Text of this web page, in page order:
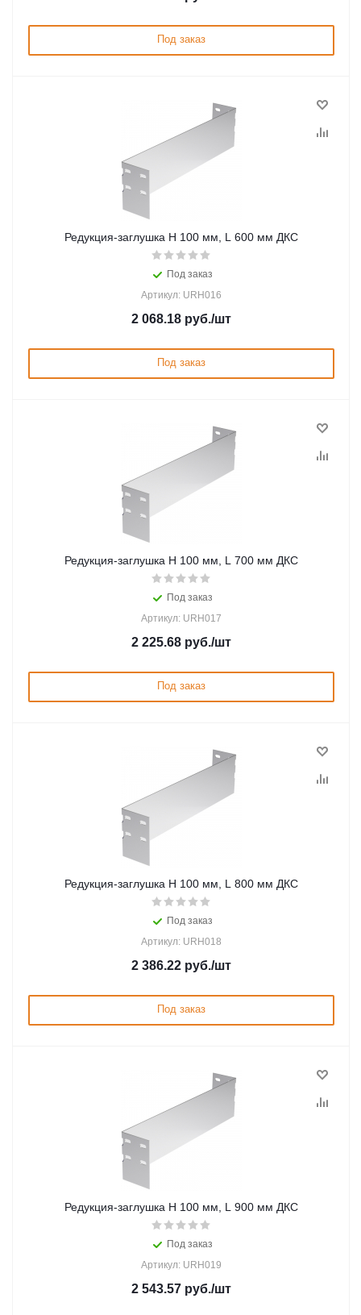
Под заказ
Редукция-заглушка H 100 мм, L 600 мм ДКС
Под заказ
Артикул: URH016
2 068.18 руб./шт
Под заказ
Редукция-заглушка H 100 мм, L 700 мм ДКС
Под заказ
Артикул: URH017
2 225.68 руб./шт
Под заказ
Редукция-заглушка H 100 мм, L 800 мм ДКС
Под заказ
Артикул: URH018
2 386.22 руб./шт
Под заказ
Редукция-заглушка H 100 мм, L 900 мм ДКС
Под заказ
Артикул: URH019
2 543.57 руб./шт